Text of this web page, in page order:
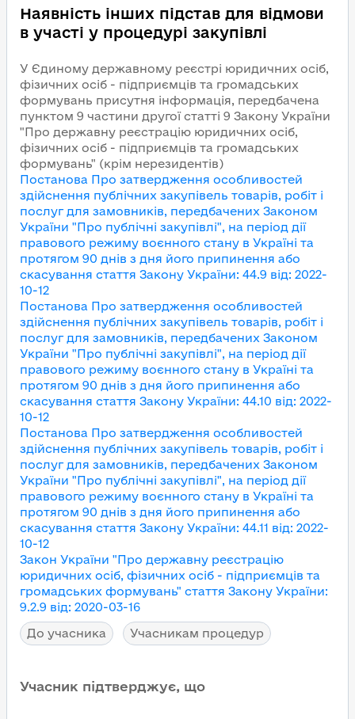
Наявність інших підстав для відмови
в участі у процедурі закупівлі
У Єдиному державному реєстрі юридичних осіб,
фізичних осіб - підприємців та громадських
формувань присутня інформація, передбачена
пунктом 9 частини другої статті 9 Закону України
"Про державну реєстрацію юридичних осіб,
фізичних осіб - підприємців та громадських
формувань" (крім нерезидентів)
Постанова Про затвердження особливостей
здійснення публічних закупівель товарів, робіт і
послуг для замовників, передбачених Законом
України "Про публічні закупівлі", на період дії
правового режиму воєнного стану в Україні та
протягом 90 днів з дня його припинення або
скасування стаття Закону України: 44.9 від: 2022-
10-12
Постанова Про затвердження особливостей
здійснення публічних закупівель товарів, робіт і
послуг для замовників, передбачених Законом
України "Про публічні закупівлі", на період дії
правового режиму воєнного стану в Україні та
протягом 90 днів з дня його припинення або
скасування стаття Закону України: 44.10 від: 2022-
10-12
Постанова Про затвердження особливостей
здійснення публічних закупівель товарів, робіт і
послуг для замовників, передбачених Законом
України "Про публічні закупівлі", на період дії
правового режиму воєнного стану в Україні та
протягом 90 днів з дня його припинення або
скасування стаття Закону України: 44.11 від: 2022-
10-12
Закон України "Про державну реєстрацію
юридичних осіб, фізичних осіб - підприємців та
громадських формувань" стаття Закону України:
9.2.9 від: 2020-03-16
До учасника
Учасникам процедур
Учасник підтверджує, що